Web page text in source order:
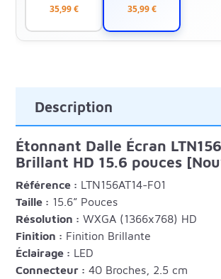
35,99 € 35,99 €
Description
Étonnant Dalle Écran
Brillant HD 15.6 pouces
Référence : LTN156AT14-F01
Taille : 15.6” Pouces
Résolution : WXGA (1366x768) HD
Finition : Finition Brillante
Éclairage : LED
Connecteur : 40 Broches, 2.5 cm